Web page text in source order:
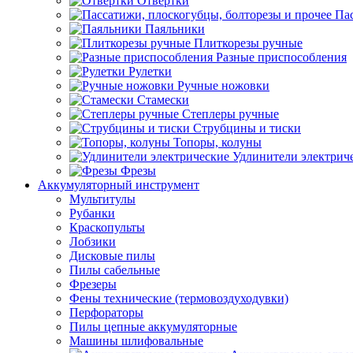
Паяльники
Плиткорезы ручные
Разные приспособления
Рулетки
Ручные ножовки
Стамески
Степлеры ручные
Струбцины и тиски
Топоры, колуны
Удлинители
Фрезы
Аккумуляторный инструмент
Мультитулы
Рубанки
Краскопульты
Лобзики
Дисковые пилы
Пилы сабельные
Фрезеры
Фены технические (термовоздуходувки)
Перфораторы
Пилы цепные аккумуляторные
Машины шлифовальные